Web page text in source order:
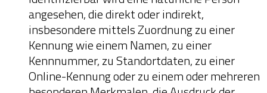
angesehen, die direkt oder indirekt,
insbesondere mittels Zuordnung zu einer
Kennung wie einem Namen, zu einer
Kennnummer, zu Standortdaten, zu einer
Online-Kennung oder zu einem oder mehreren